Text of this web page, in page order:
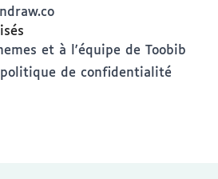
et à l'équipe de Toobib
de confidentialité